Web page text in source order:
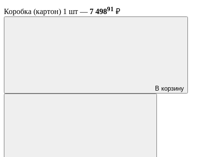
Коробка (картон) 1 шт — 7 49891 ₽
В корзину